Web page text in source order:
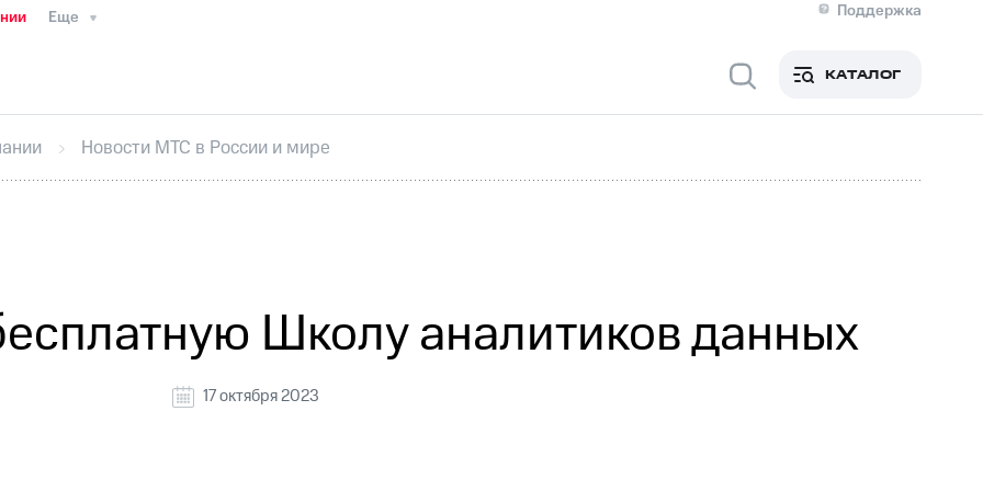
Еще
Поддержка
Медиа-центр
ИнтервьюФинансовая отчетностьКонтактыНовости в регионе
секретарьРаскрытие информации
кабинет акционераАкционерный капиталКонтроль и аудитРынок акций
КАТАЛОГ
Новости МТС в России и мире
Школу аналитиков данных
17 октября 2023